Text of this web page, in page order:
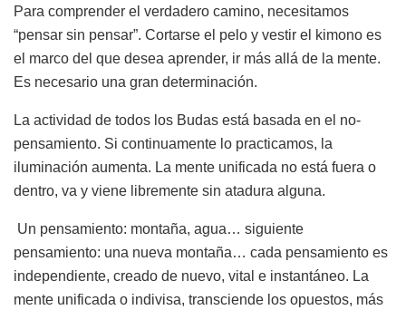
Para comprender el verdadero camino, necesitamos
“pensar sin pensar”. Cortarse el pelo y vestir el kimono es
el marco del que desea aprender, ir más allá de la mente.
Es necesario una gran determinación.
La actividad de todos los Budas está basada en el no-
pensamiento. Si continuamente lo practicamos, la
iluminación aumenta. La mente unificada no está fuera o
dentro, va y viene libremente sin atadura alguna.
Un pensamiento: montaña, agua… siguiente
pensamiento: una nueva montaña… cada pensamiento es
independiente, creado de nuevo, vital e instantáneo. La
mente unificada o indivisa, transciende los opuestos, más